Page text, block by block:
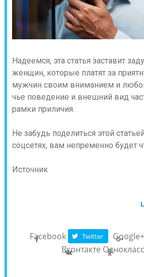
Надеемся, эта статья заставит
женщин, которые платят за
мужчин своим вниманием и
чье поведение и внешний вид
рамки приличия.
Не забудь поделиться этой
соцсетях, вам непременно будет
Источник
Facebook Twitter Google+
Вконтакте